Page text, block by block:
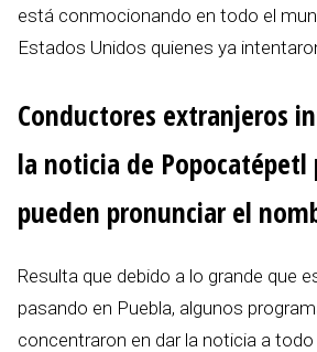
está conmocionando en todo el
Estados Unidos quienes ya
Conductores extranjeros
la noticia de Popocatépetl
pueden pronunciar el
Resulta que debido a lo grande que
pasando en Puebla, algunos
concentraron en dar la noticia a